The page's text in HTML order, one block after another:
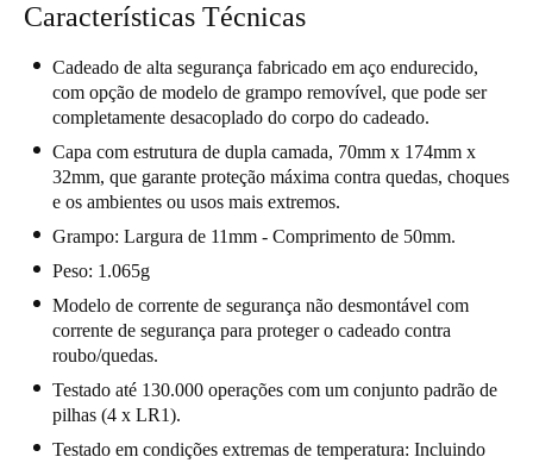
Português
Italiano
Poland
Polski
Czech Republic
Características Técnicas
Cadeado de alta segurança fabricado em aço endurecido,
com opção de modelo de grampo removível, que pode ser
completamente desacoplado do corpo do cadeado.
Capa com estrutura de dupla camada, 70mm x 174mm x
32mm, que garante proteção máxima contra quedas, choques
e os ambientes ou usos mais extremos.
Grampo: Largura de 11mm - Comprimento de 50mm.
Peso: 1.065g
Modelo de corrente de segurança não desmontável com
corrente de segurança para proteger o cadeado contra
roubo/quedas.
Testado até 130.000 operações com um conjunto padrão de
pilhas (4 x LR1).
Testado em condições extremas de temperatura: Incluindo